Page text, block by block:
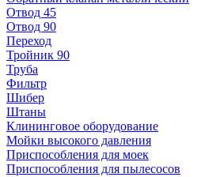
Отвод 45
Отвод 90
Переход
Тройник 90
Труба
Фильтр
Шибер
Штаны
Клининговое оборудование
Мойки высокого давления
Приспособления для моек
Приспособления для пылесосов